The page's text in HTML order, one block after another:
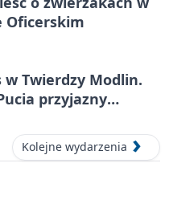
Oficerskim
w Twierdzy Modlin.
przyjazny
Kolejne wydarzenia